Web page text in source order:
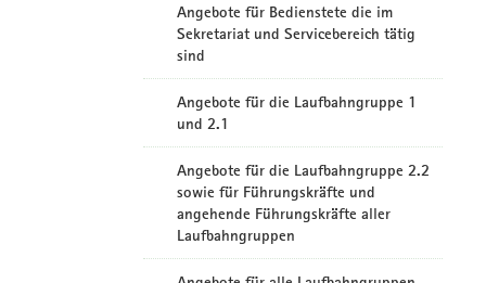
Angebote für Bedienstete die im
Sekretariat und Servicebereich tätig
sind
Angebote für die Laufbahngruppe 1
und 2.1
Angebote für die Laufbahngruppe 2.2
sowie für Führungskräfte und
angehende Führungskräfte aller
Laufbahngruppen